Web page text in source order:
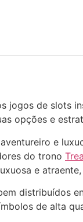
jogos de slots
opções e
e
do trono
e
distribuídos
de alta